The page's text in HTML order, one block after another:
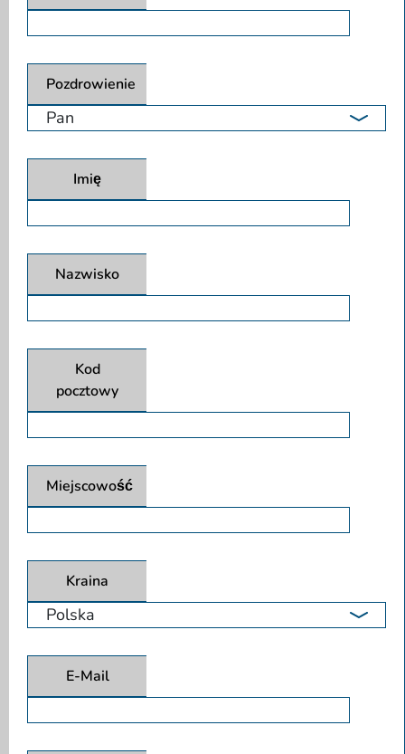
Pozdrowienie
Imię
Nazwisko
Kod
pocztowy
Miejscowość
Kraina
E-Mail